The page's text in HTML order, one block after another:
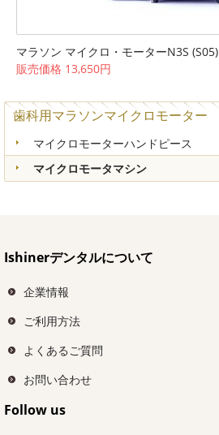
マラソン マイクロ・モーターN3S (S05)
販売価格 13,650円
歯科用マラソンマイクロモーター
マイクロモーターハンドピース
マイクロモータマシン
Ishinerデンタルについて
企業情報
ご利用方法
よくあるご質問
お問い合わせ
Follow us